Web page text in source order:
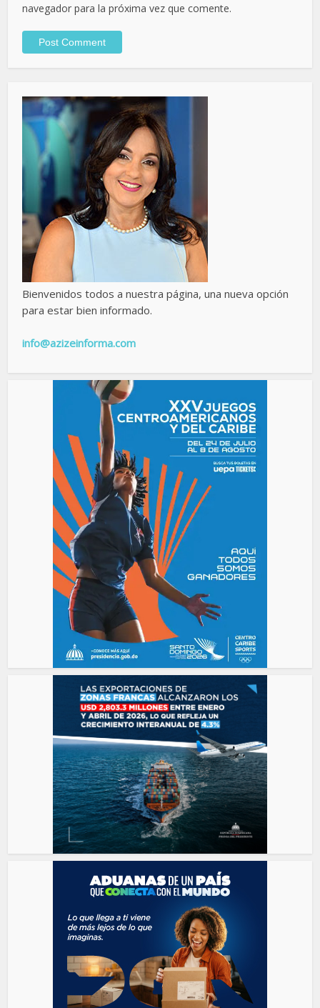
navegador para la próxima vez que comente.
Bienvenidos todos a nuestra página, una nueva opción
para estar bien informado.
info@azizeinforma.com